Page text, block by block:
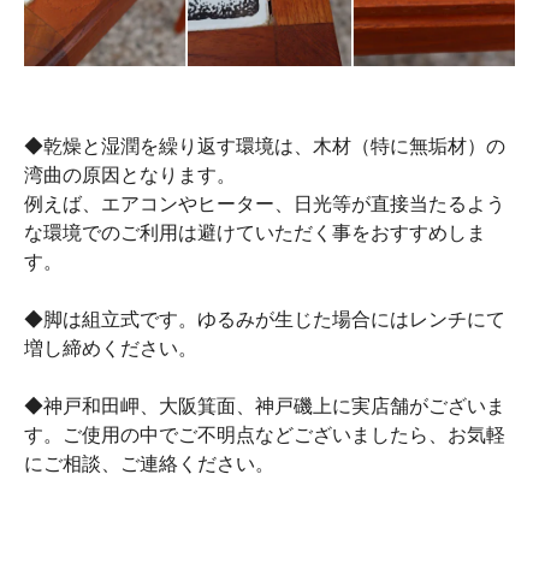
◆乾燥と湿潤を繰り返す環境は、木材（特に無垢材）の
湾曲の原因となります。
例えば、エアコンやヒーター、日光等が直接当たるよう
な環境でのご利用は避けていただく事をおすすめしま
す。
◆脚は組立式です。ゆるみが生じた場合にはレンチにて
増し締めください。
◆神戸和田岬、大阪箕面、神戸磯上に実店舗がございま
す。ご使用の中でご不明点などございましたら、お気軽
にご相談、ご連絡ください。